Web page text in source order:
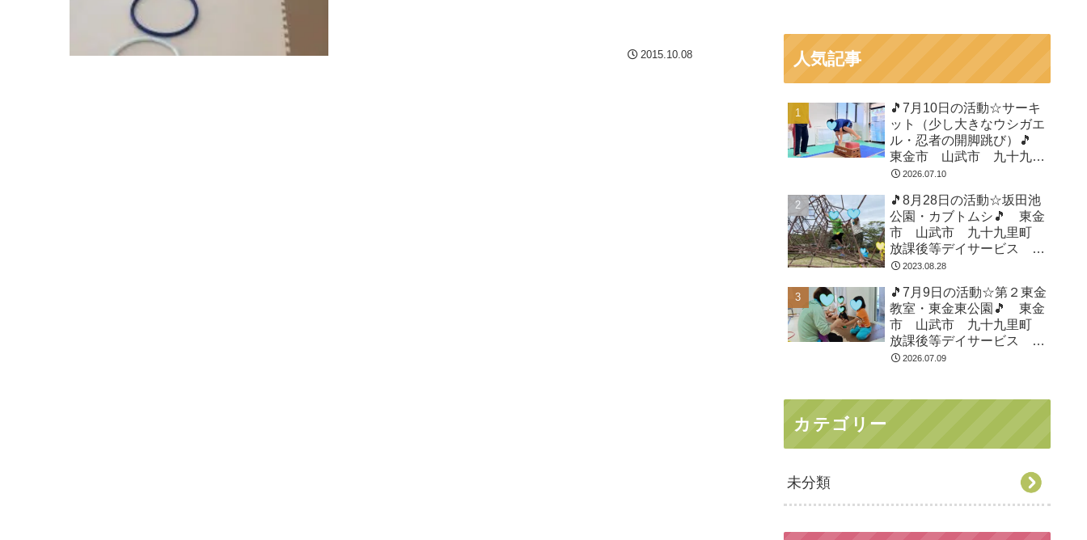
2015.10.08 人気記事
🎵7月10日の活動☆サーキ
ット（少し大きなウシガエ
ル・忍者の開脚跳び）🎵
東金市 山武市 九十九里
町 放課後等デイサービ
育 教室見学
2026.07.10
🎵8月28日の活動☆坂田池
公園・カブトムシ🎵 東金
市 山武市 九十九里町
放課後等デイサービス 児
童発達支援 運動療育 教
2023.08.28
🎵7月9日の活動☆第２東金
教室・東金東公園🎵 東金
市 山武市 九十九里町
放課後等デイサービス 児
童発達支援 運動療育 教
2026.07.09
カテゴリー
未分類